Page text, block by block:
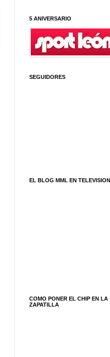
5 ANIVERSARIO
SEGUIDORES
EL BLOG MML EN TELEVISION
COMO PONER EL CHIP EN LA
ZAPATILLA